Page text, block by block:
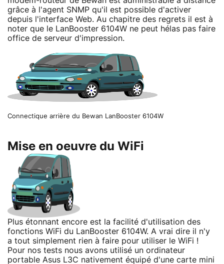
grâce à l'agent SNMP qu'il est possible d'activer
depuis l'interface Web. Au chapitre des regrets il est à
noter que le LanBooster 6104W ne peut hélas pas faire
office de serveur d'impression.
Connectique arrière du Bewan LanBooster 6104W
Mise en oeuvre du WiFi
Plus étonnant encore est la facilité d'utilisation des
fonctions WiFi du LanBooster 6104W. A vrai dire il n'y
a tout simplement rien à faire pour utiliser le WiFi !
Pour nos tests nous avons utilisé un ordinateur
portable Asus L3C nativement équipé d'une carte mini